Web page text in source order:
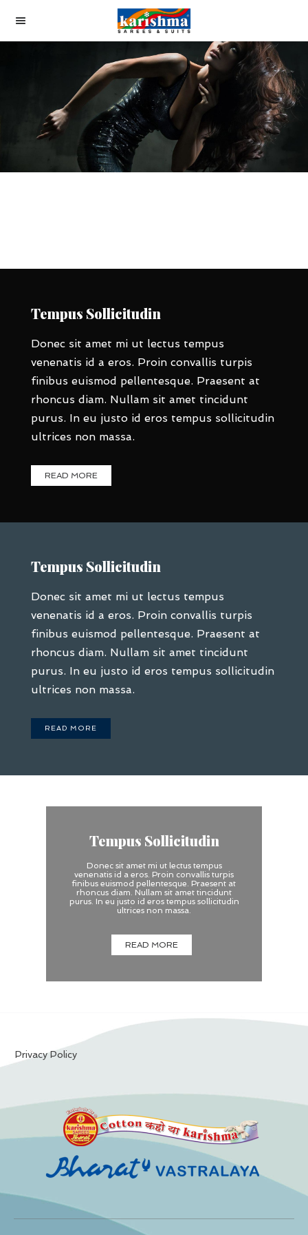
Tempus Sollicitudin
Donec sit amet mi ut lectus tempus
venenatis id a eros. Proin convallis turpis
finibus euismod pellentesque. Praesent at
rhoncus diam. Nullam sit amet tincidunt
purus. In eu justo id eros tempus sollicitudin
ultrices non massa.
READ MORE
Tempus Sollicitudin
Donec sit amet mi ut lectus tempus
venenatis id a eros. Proin convallis turpis
finibus euismod pellentesque. Praesent at
rhoncus diam. Nullam sit amet tincidunt
purus. In eu justo id eros tempus sollicitudin
ultrices non massa.
READ MORE
Tempus Sollicitudin
Donec sit amet mi ut lectus tempus
venenatis id a eros. Proin convallis turpis
finibus euismod pellentesque. Praesent at
rhoncus diam. Nullam sit amet tincidunt
purus. In eu justo id eros tempus sollicitudin
ultrices non massa.
READ MORE
Privacy Policy